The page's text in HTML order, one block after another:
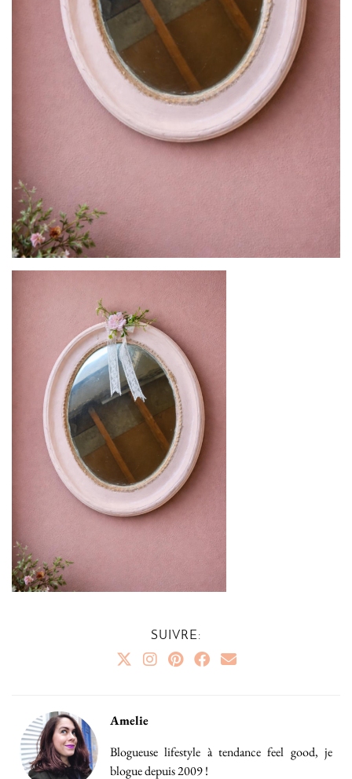
SUIVRE:
Amelie
Blogueuse lifestyle à tendance feel good, je
blogue depuis 2009 !